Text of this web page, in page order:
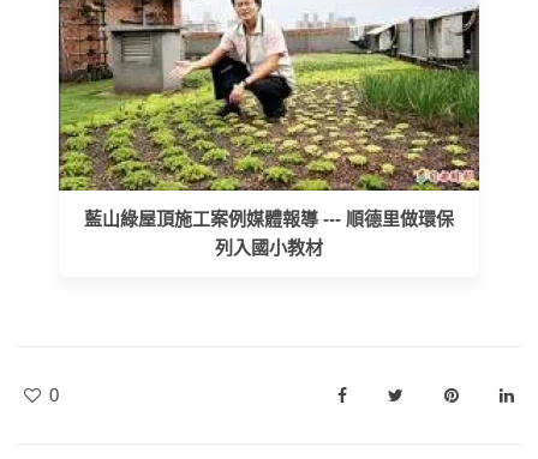
藍山綠屋頂施工案例媒體報導 --- 順德里做環保
列入國小教材
0